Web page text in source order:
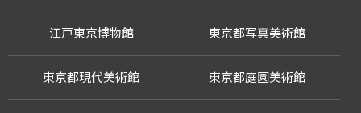
江戸東京博物館 東京都写真美術館
東京都現代美術館 東京都庭園美術館